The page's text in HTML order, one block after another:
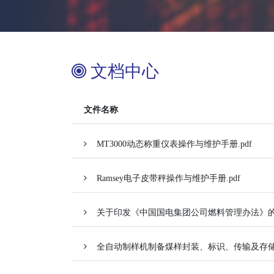
文档中心
文件名称
MT3000动态称重仪表操作与维护手册.pdf
Ramsey电子皮带秤操作与维护手册.pdf
关于印发《中国国电集团公司燃料管理办法》
全自动制样机制备煤样封装、标识、传输及存